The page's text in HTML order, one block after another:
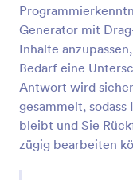
Generator mit
Inhalte
Bedarf eine
Antwort wird
gesammelt,
bleibt und Sie
zügig bearbeiten
Das
Formular
digitale
inklusive
Go to